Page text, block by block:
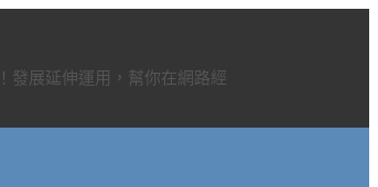
發展延伸運用，幫你在網路經